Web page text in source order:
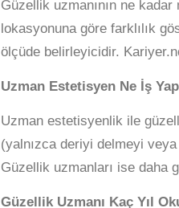
Güzellik uzmanının ne kadar
lokasyonuna göre farklılık
ölçüde belirleyicidir.
Uzman Estetisyen Ne İş
Uzman estetisyenlik ile
(yalnızca deriyi delmeyi
Güzellik uzmanları ise daha
Güzellik Uzmanı Kaç Yıl